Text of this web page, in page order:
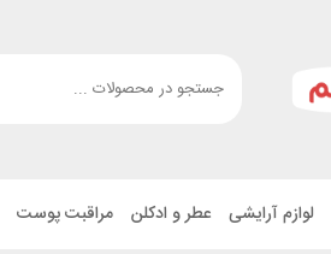
لوازم آرایشی عطر و ادکلن مراقبت پوست